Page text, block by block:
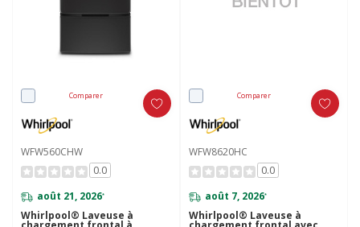
Comparer
WFW560CHW
0.0
août 21, 2026*
Whirlpool® Laveuse à
Comparer
WFW8620HC
0.0
août 7, 2026*
Whirlpool® Laveuse à